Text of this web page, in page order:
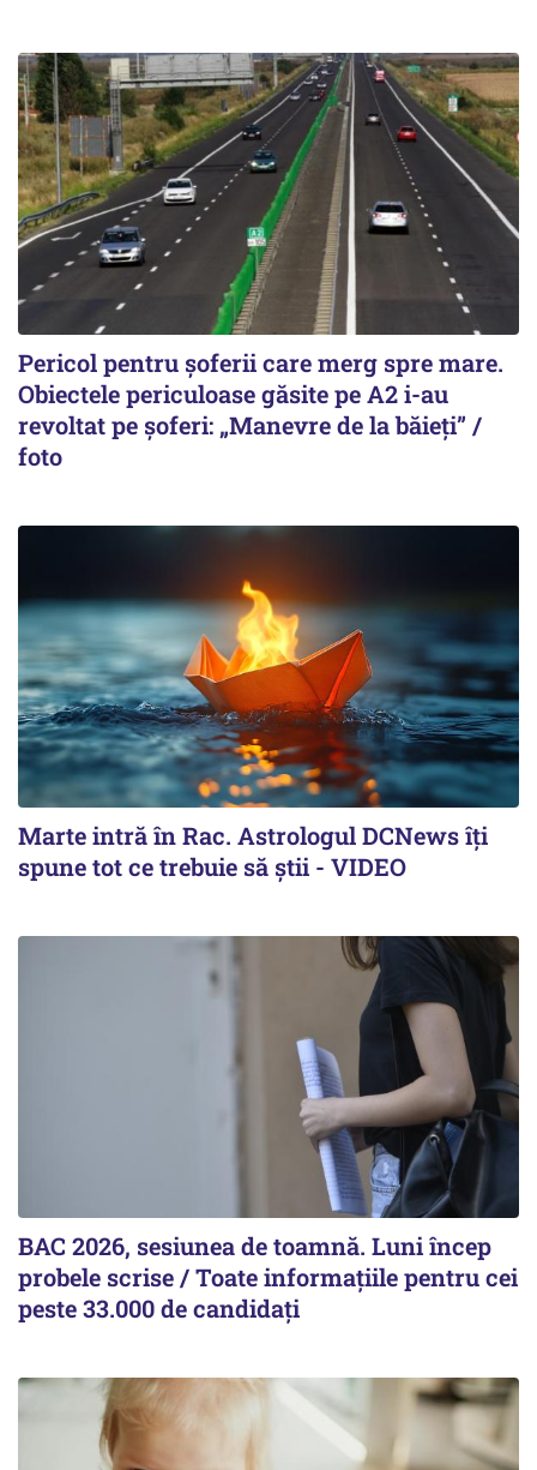
Pericol pentru șoferii care merg spre mare.
Obiectele periculoase găsite pe A2 i-au
revoltat pe șoferi: „Manevre de la băieți” /
foto
Marte intră în Rac. Astrologul DCNews îți
spune tot ce trebuie să știi - VIDEO
BAC 2026, sesiunea de toamnă. Luni încep
probele scrise / Toate informațiile pentru cei
peste 33.000 de candidați